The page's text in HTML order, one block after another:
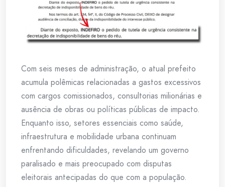
Com seis meses de administração, o atual prefeito
acumula polêmicas relacionadas a gastos excessivos
com cargos comissionados, consultorias milionárias e
ausência de obras ou políticas públicas de impacto.
Enquanto isso, setores essenciais como saúde,
infraestrutura e mobilidade urbana continuam
enfrentando dificuldades, revelando um governo
paralisado e mais preocupado com disputas
eleitorais antecipadas do que com a população.